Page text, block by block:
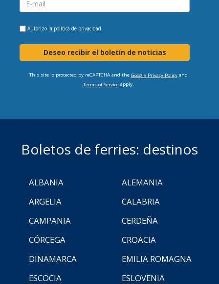
Autorizo la política de privacidad
Deseo recibir el boletín de noticias
This site is protected by reCAPTCHA and the Google Privacy Policyand
Terms of Serviceapply.
Boletos de ferries: destinos
ALBANIA
ALEMANIA
ARGELIA
CALABRIA
CAMPANIA
CERDEÑA
CÓRCEGA
CROACIA
DINAMARCA
EMILIA ROMAGNA
ESCOCIA
ESLOVENIA